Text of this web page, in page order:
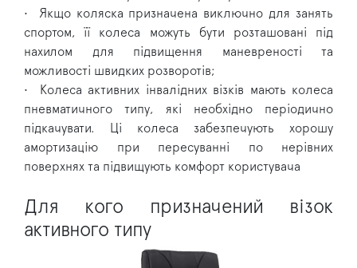
•
Якщо коляска призначена виключно для занять
спортом, її колеса можуть бути розташовані під
нахилом для підвищення маневреності та
можливості швидких розворотів;
•
Колеса активних інвалідних візків мають колеса
пневматичного типу, які необхідно періодично
підкачувати. Ці колеса забезпечують хорошу
амортизацію при пересуванні по нерівних
поверхнях та підвищують комфорт користувача
Для кого призначений візок
активного типу